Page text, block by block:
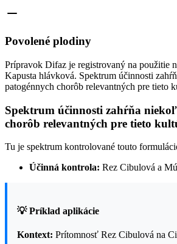
Povolené plodiny
Prípravok Difaz je registrovaný na použitie
Kapusta hlávková. Spektrum účinnosti
patogénnych chorôb relevantných pre tieto
Spektrum účinnosti zahŕňa
chorôb relevantných pre tieto
Tu je spektrum kontrolované touto
Účinná kontrola: Rez Cibulová a
💡 Príklad aplikácie
Kontext: Prítomnosť Rez Cibulová na